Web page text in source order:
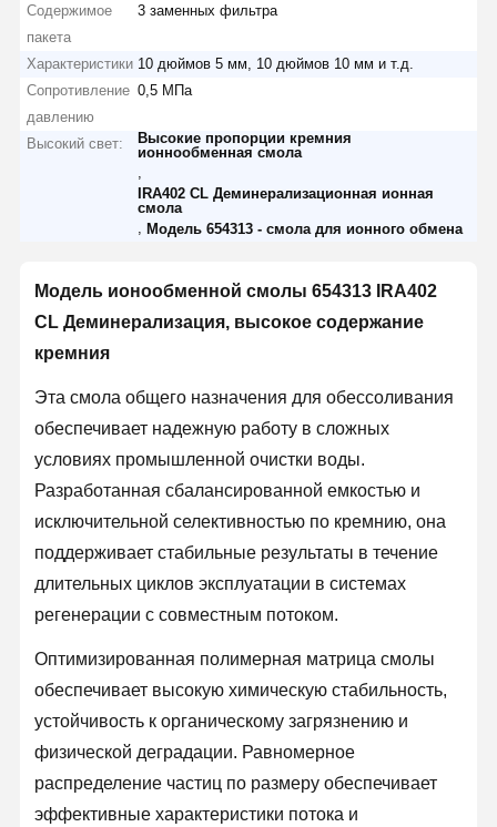
Содержимое
пакета
3 заменных фильтра
Характеристики 10 дюймов 5 мм, 10 дюймов 10 мм и т.д.
Сопротивление
давлению
0,5 МПа
Высокий свет:
Высокие пропорции кремния
ионнообменная смола
IRA402 CL Деминерализационная ионная
смола
,Модель 654313 - смола для ионного обмена
Модель ионообменной смолы 654313 IRA402
CL Деминерализация, высокое содержание
кремния
Эта смола общего назначения для обессоливания
обеспечивает надежную работу в сложных
условиях промышленной очистки воды.
Разработанная сбалансированной емкостью и
исключительной селективностью по кремнию, она
поддерживает стабильные результаты в течение
длительных циклов эксплуатации в системах
регенерации с совместным потоком.
Оптимизированная полимерная матрица смолы
обеспечивает высокую химическую стабильность,
устойчивость к органическому загрязнению и
физической деградации. Равномерное
распределение частиц по размеру обеспечивает
эффективные характеристики потока и